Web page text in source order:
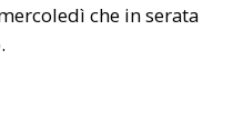
che in serata